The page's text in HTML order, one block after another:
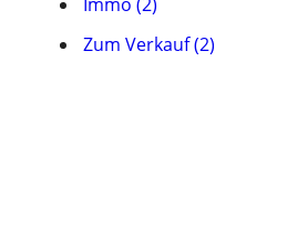
Zum Verkauf (2)